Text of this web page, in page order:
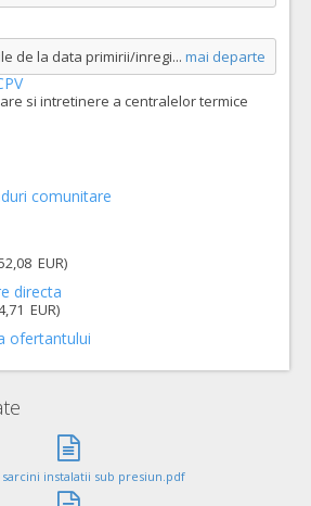
de la data primirii/inregi... mai departe
si intretinere a centralelor termice
comunitare
EUR)
directa
EUR)
ofertantului
sarcini instalatii sub presiun.pdf